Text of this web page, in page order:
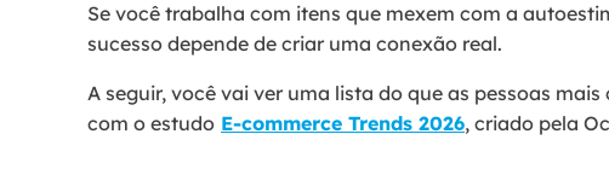
Se você trabalha com itens que mexem com a
sucesso depende de criar uma conexão real.
A seguir, você vai ver uma lista do que as pessoas
com o estudo E-commerce Trends 2026, criado pela